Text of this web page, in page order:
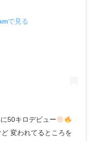
で見る
ど ついに50キロデビュー
変われてるところを